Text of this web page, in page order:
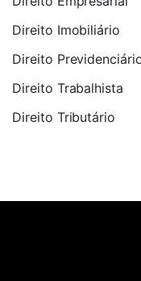
Direito Imobiliário
Direito
Direito Trabalhista
Direito Tributário